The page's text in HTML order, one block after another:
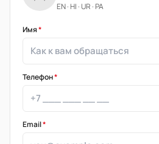
EN · HI · UR · PA
Имя*
Телефон*
Email*